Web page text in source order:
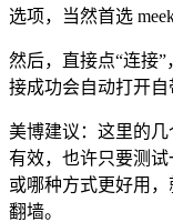
选项，当然首选
然后，直接点“连接
接成功会自动打开自
美博建议：这里的
有效，也许只要测
或哪种方式更好用
翻墙。